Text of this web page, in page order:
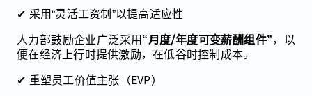
✔ 采用“灵活工资制”以提高适应性
人力部鼓励企业广泛采用“月度/年度可变薪酬组件”，以
便在经济上行时提供激励，在低谷时控制成本。
✔ 重塑员工价值主张（EVP）